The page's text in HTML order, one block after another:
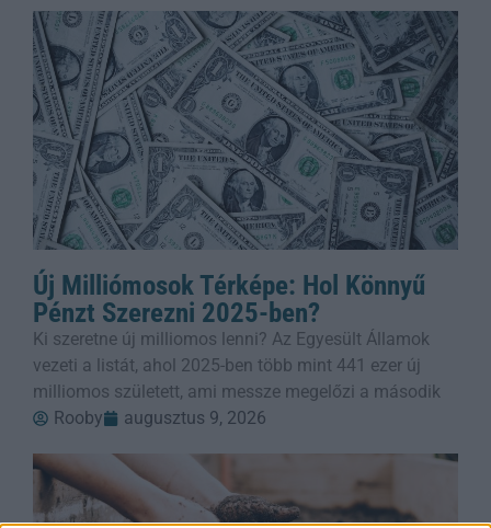
Új Milliómosok Térképe: Hol Könnyű
Pénzt Szerezni 2025-ben?
Ki szeretne új milliomos lenni? Az Egyesült Államok
vezeti a listát, ahol 2025-ben több mint 441 ezer új
milliomos született, ami messze megelőzi a második
Rooby
augusztus 9, 2026